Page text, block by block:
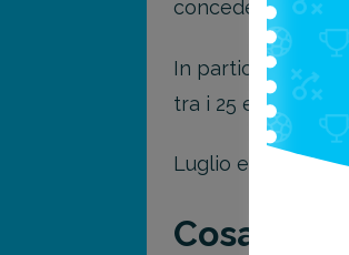
concedersi una
In particolare, la
tra i 25 e i 35° C.
Luglio e agosto
Cosa